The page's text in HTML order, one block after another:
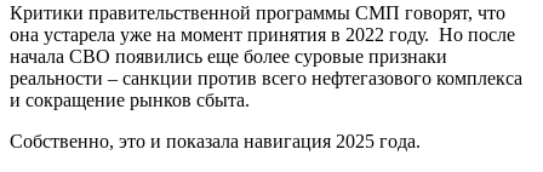
Критики правительственной программы СМП говорят, что
она устарела уже на момент принятия в 2022 году. Но после
начала СВО появились еще более суровые признаки
реальности – санкции против всего нефтегазового комплекса
и сокращение рынков сбыта.
Собственно, это и показала навигация 2025 года.